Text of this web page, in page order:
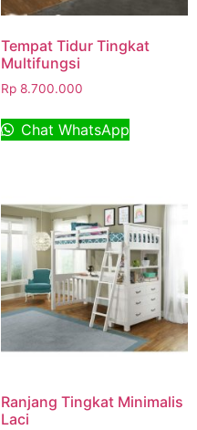
Tempat Tidur Tingkat
Multifungsi
Rp8.700.000
Chat WhatsApp
Ranjang Tingkat Minimalis
Laci